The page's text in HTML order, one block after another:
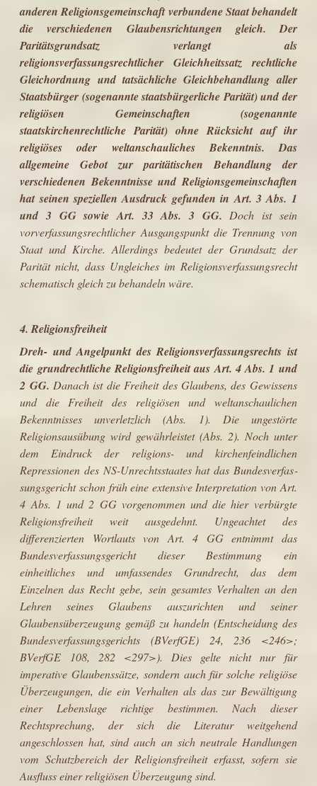
anderen Religionsgemeinschaft verbundene Staat behandelt
die verschiedenen Glaubensrichtungen gleich. Der
Paritätsgrundsatz verlangt als
religionsverfassungsrechtlicher Gleichheitssatz rechtliche
Gleichordnung und tatsächliche Gleichbehandlung aller
Staatsbürger (sogenannte staatsbürgerliche Parität) und der
religiösen Gemeinschaften (sogenannte
staatskirchenrechtliche Parität) ohne Rücksicht auf ihr
religiöses oder weltanschauliches Bekenntnis. Das
allgemeine Gebot zur paritätischen Behandlung der
verschiedenen Bekenntnisse und Religionsgemeinschaften
hat seinen speziellen Ausdruck gefunden in Art. 3 Abs. 1
und 3 GG sowie Art. 33 Abs. 3 GG. Doch ist sein
vorverfassungsrechtlicher Ausgangspunkt die Tren­nung von
Staat und Kirche. Allerdings bedeutet der Grundsatz der
Parität nicht, dass Ungleiches im Religionsverfassungsrecht
schematisch gleich zu behan­deln wäre.
4. Religionsfreiheit
Dreh- und Angelpunkt des Religionsverfassungsrechts ist
die grundrechtliche Religionsfreiheit aus Art. 4 Abs. 1 und
2 GG. Danach ist die Freiheit des Glau­bens, des Gewissens
und die Freiheit des religiösen und weltanschaulichen
Bekenntnisses unverletzlich (Abs. 1). Die ungestörte
Religionsausübung wird gewährleistet (Abs. 2). Noch unter
dem Eindruck der religions- und kirchen­feindlichen
Repressionen des NS-Unrechtsstaates hat das Bundesverfas­
sungsgericht schon früh eine extensive Interpretation von Art.
4 Abs. 1 und 2 GG vorgenommen und die hier verbürgte
Religionsfreiheit weit ausgedehnt. Ungeachtet des
differenzierten Wortlauts von Art. 4 GG entnimmt das
Bundes­verfassungsgericht dieser Bestimmung ein
einheitliches und umfassendes Grundrecht, das dem
Einzelnen das Recht gebe, sein gesamtes Verhalten an den
Lehren seines Glaubens auszurichten und seiner
Glaubensüberzeugung gemäß zu handeln (Entscheidung des
Bundesverfassungsgerichts (BVerfGE) 24, 236 <246>;
BVerfGE 108, 282 <297>). Dies gelte nicht nur für
imperative Glaubenssätze, sondern auch für solche religiöse
Überzeugungen, die ein Ver­halten als das zur Bewältigung
einer Lebenslage richtige bestimmen. Nach dieser
Rechtsprechung, der sich die Literatur weitgehend
angeschlossen hat, sind auch an sich neutrale Handlungen
vom Schutzbereich der Religionsfreiheit erfasst, sofern sie
Ausfluss einer religiösen Überzeugung sind.